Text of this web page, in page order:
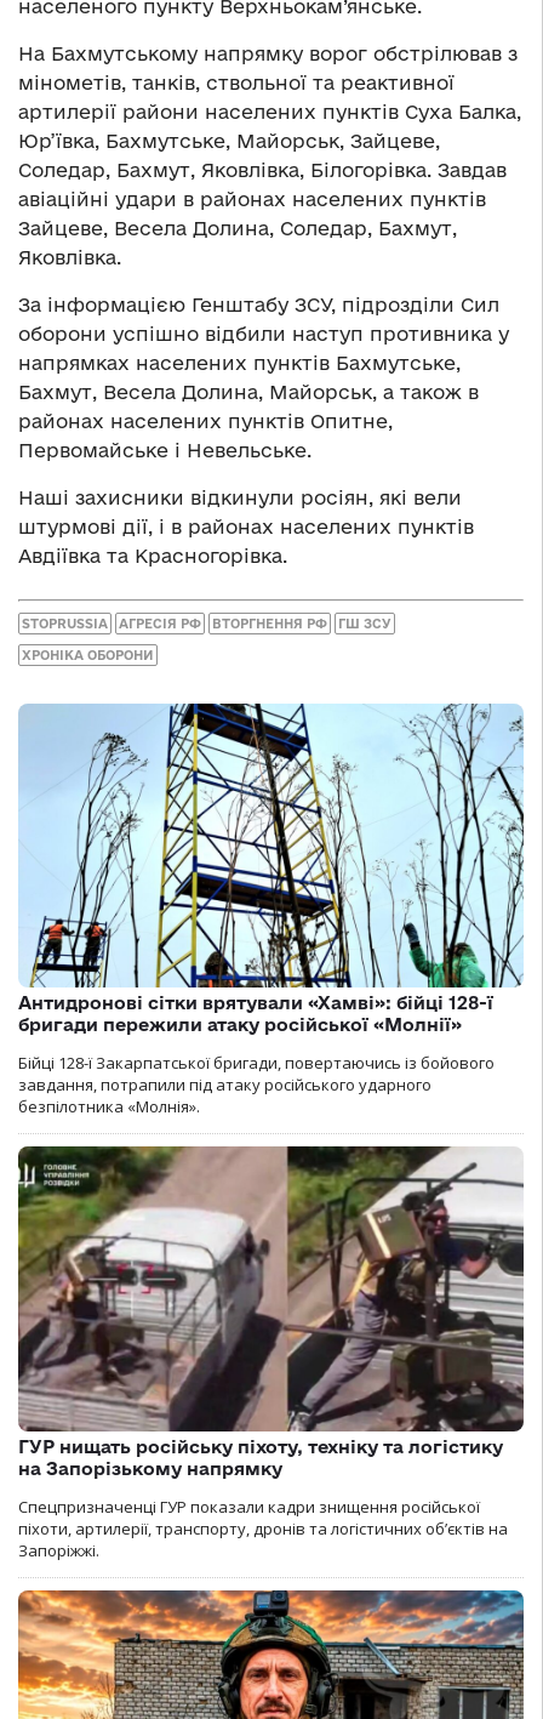
населеного пункту Верхньокам’янське.
На Бахмутському напрямку ворог обстрілював з
мінометів, танків, ствольної та реактивної
артилерії райони населених пунктів Суха Балка,
Юр’ївка, Бахмутське, Майорськ, Зайцеве,
Соледар, Бахмут, Яковлівка, Білогорівка. Завдав
авіаційні удари в районах населених пунктів
Зайцеве, Весела Долина, Соледар, Бахмут,
Яковлівка.
За інформацією Генштабу ЗСУ, підрозділи Сил
оборони успішно відбили наступ противника у
напрямках населених пунктів Бахмутське,
Бахмут, Весела Долина, Майорськ, а також в
районах населених пунктів Опитне,
Первомайське і Невельське.
Наші захисники відкинули росіян, які вели
штурмові дії, і в районах населених пунктів
Авдіївка та Красногорівка.
STOPRUSSIA АГРЕСІЯ РФ ВТОРГНЕННЯ РФ ГШ ЗСУ
ХРОНІКА ОБОРОНИ
Антидронові сітки врятували «Хамві»: бійці 128-ї
бригади пережили атаку російської «Молнії»
Бійці 128-ї Закарпатської бригади, повертаючись із бойового
завдання, потрапили під атаку російського ударного
безпілотника «Молнія».
ГУР нищать російську піхоту, техніку та логістику
на Запорізькому напрямку
Спецпризначенці ГУР показали кадри знищення російської
піхоти, артилерії, транспорту, дронів та логістичних об’єктів на
Запоріжжі.